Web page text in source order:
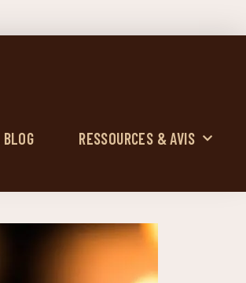
RESSOURCES & AVIS